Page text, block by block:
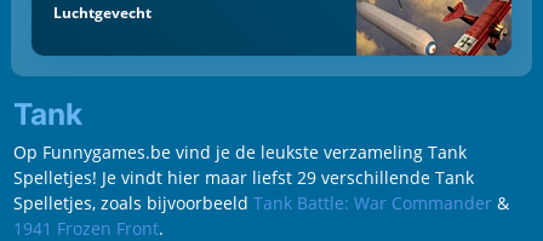
Luchtgevecht
Tank
Op Funnygames.be vind je de leukste verzameling Tank
Spelletjes! Je vindt hier maar liefst 29 verschillende Tank
Spelletjes, zoals bijvoorbeeld Tank Battle: War Commander&
1941 Frozen Front.